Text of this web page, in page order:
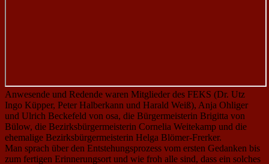
Anwesende und Redende waren Mitglieder des FEKS (Dr. Utz
Ingo Küpper, Peter Halberkann und Harald Weiß), Anja Ohliger
und Ulrich Beckefeld von osa, die Bürgermeisterin Brigitta von
Bülow, die Bezirksbürgermeisterin Cornelia Weitekamp und die
ehemalige Bezirksbürgermeisterin Helga Blömer-Frerker.
Man sprach über den Entstehungsprozess vom ersten Gedanken bis
zum fertigen Erinnerungsort und wie froh alle sind, dass ein solches